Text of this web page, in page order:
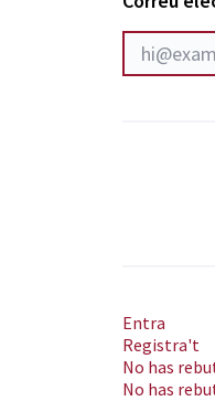
Entra
Registra't
No has
No has